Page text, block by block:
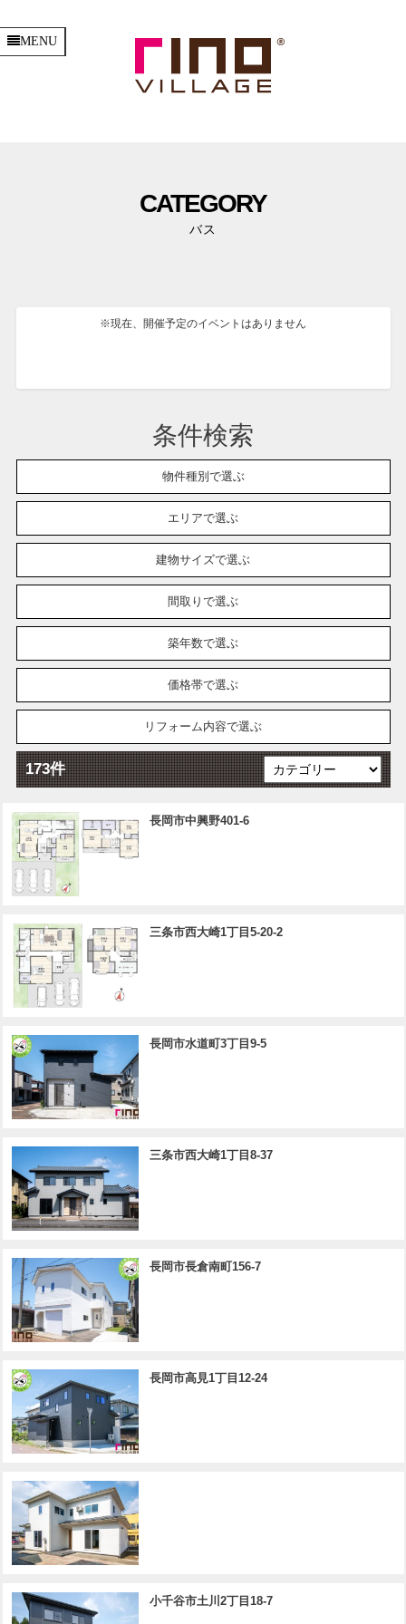
MENU
CATEGORY
バス
※現在、開催予定のイベントはありません
条件検索
物件種別で選ぶ
エリアで選ぶ
建物サイズで選ぶ
間取りで選ぶ
築年数で選ぶ
価格帯で選ぶ
リフォーム内容で選ぶ
173件
長岡市中興野401-6
三条市西大崎1丁目5-20-2
長岡市水道町3丁目9-5
三条市西大崎1丁目8-37
長岡市長倉南町156-7
長岡市高見1丁目12-24
小千谷市土川2丁目18-7